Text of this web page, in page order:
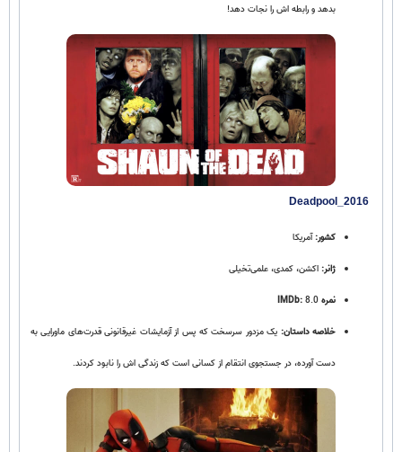
بدهد و رابطه‌ اش را نجات دهد!
کشور:آمریکا
ژانر:اکشن، کمدی، علمی‌تخیلی
نمره IMDb:8.0
خلاصه داستان: یک مزدور سرسخت که پس از آزمایشات غیرقانونی قدرت‌های ماورایی به‌
دست آورده، در جستجوی انتقام از کسانی است که زندگی‌ اش را نابود کردند.